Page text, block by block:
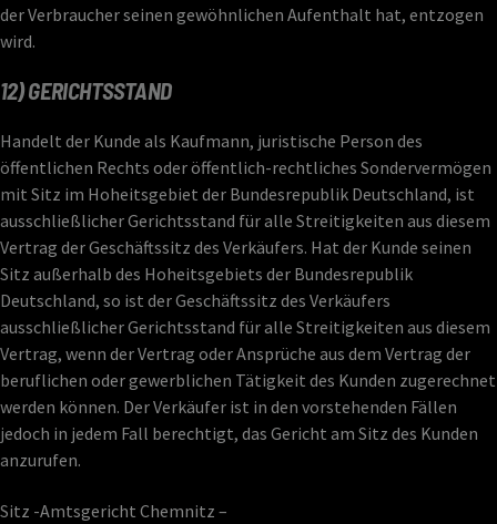
der Verbraucher seinen gewöhnlichen Aufenthalt hat, entzogen
wird.
12) GERICHTSSTAND
Handelt der Kunde als Kaufmann, juristische Person des
öffentlichen Rechts oder öffentlich-rechtliches Sondervermögen
mit Sitz im Hoheitsgebiet der Bundesrepublik Deutschland, ist
ausschließlicher Gerichtsstand für alle Streitigkeiten aus diesem
Vertrag der Geschäftssitz des Verkäufers. Hat der Kunde seinen
Sitz außerhalb des Hoheitsgebiets der Bundesrepublik
Deutschland, so ist der Geschäftssitz des Verkäufers
ausschließlicher Gerichtsstand für alle Streitigkeiten aus diesem
Vertrag, wenn der Vertrag oder Ansprüche aus dem Vertrag der
beruflichen oder gewerblichen Tätigkeit des Kunden zugerechnet
werden können. Der Verkäufer ist in den vorstehenden Fällen
jedoch in jedem Fall berechtigt, das Gericht am Sitz des Kunden
anzurufen.
Sitz -Amtsgericht Chemnitz –